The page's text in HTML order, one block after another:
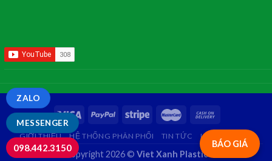
BÁO GIÁ
GIỚI THIỆU HỆ THỐNG PHÂN PHỐI TIN TỨC LIÊN HỆ
Copyright 2026 © Viet Xanh Plastic
MESSENGER
ZALO
098.442.3150